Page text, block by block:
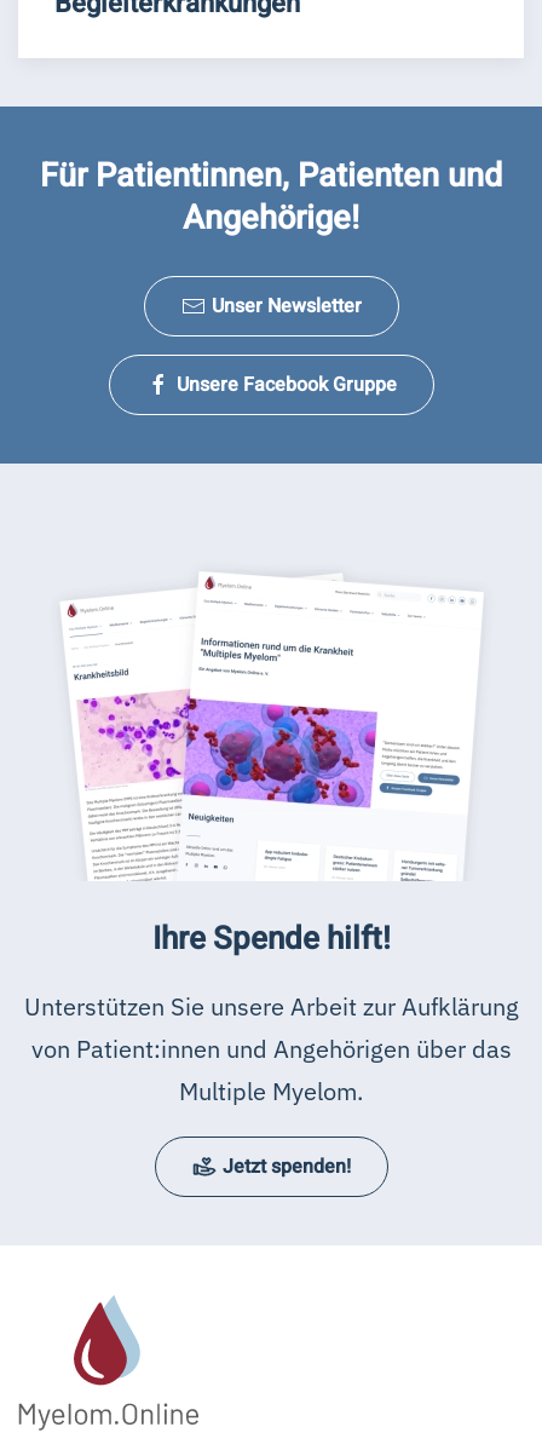
Für Patientinnen, Patienten und
Angehörige!
Unser Newsletter
Unsere Facebook Gruppe
Ihre Spende hilft!
Unterstützen Sie unsere Arbeit zur Aufklärung
von Patient:innen und Angehörigen über das
Multiple Myelom.
Jetzt spenden!